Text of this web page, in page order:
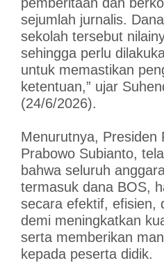
sejumlah jurnalis.
sekolah tersebut
sehingga perlu
untuk memastikan
ketentuan,” ujar
(24/6/2026).
Menurutnya, Presiden
Prabowo Subianto,
bahwa seluruh
termasuk dana BOS,
secara efektif, efisien,
demi meningkatkan
serta memberikan
kepada peserta didik.